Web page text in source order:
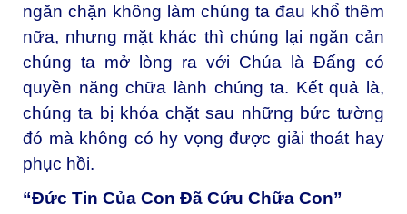
ngăn chặn không làm chúng ta đau khổ thêm
nữa, nhưng mặt khác thì chúng lại ngăn cản
chúng ta mở lòng ra với Chúa là Đấng có
quyền năng chữa lành chúng ta. Kết quả là,
chúng ta bị khóa chặt sau những bức tường
đó mà không có hy vọng được giải thoát hay
phục hồi.
“Đức Tin Của Con Đã Cứu Chữa Con”